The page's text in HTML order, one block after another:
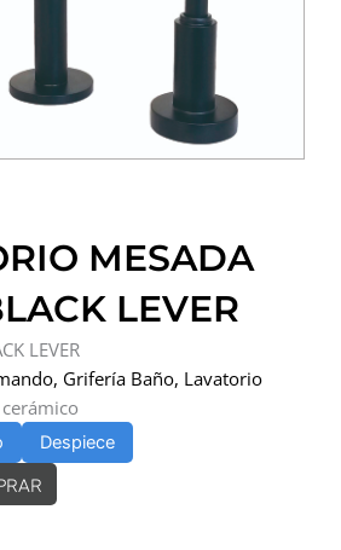
MESADA
LEVER
LEVER
, Grifería Baño, Lavatorio
Despiece